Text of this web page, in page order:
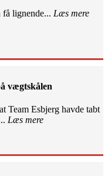
lignende... Læs mere
vægtskålen
Team Esbjerg havde tabt
Læs mere